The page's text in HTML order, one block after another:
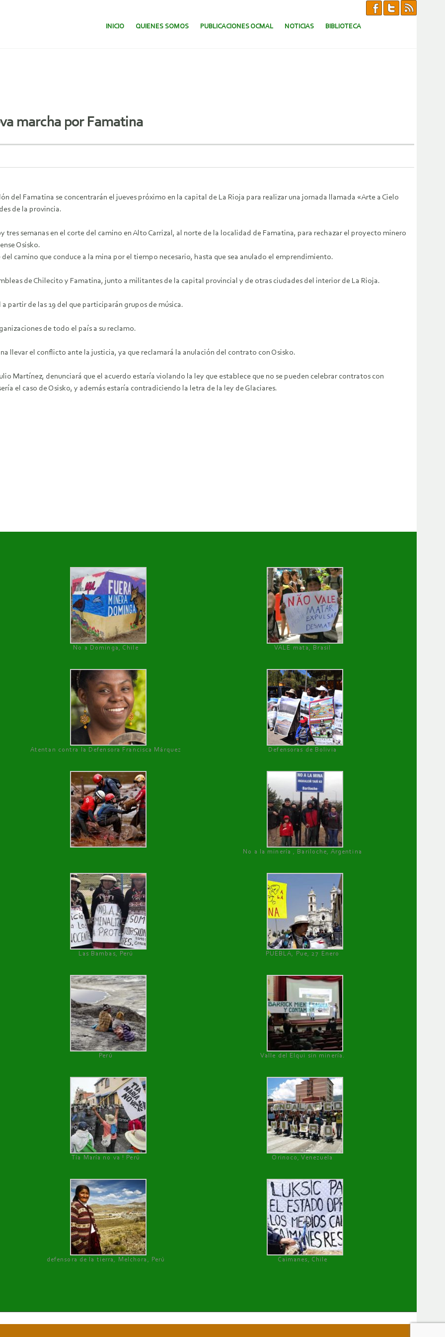
SALTAR AL CONTENIDO.
INICIO QUIENES SOMOS PUBLICACIONES OCMAL NOTICIAS BIBLIOTECA
marcha por Famatina
del Famatina se concentrarán el jueves próximo en la capital de La Rioja para realizar una jornada llamada «Arte a Cielo
de la provincia.
tres semanas en el corte del camino en Alto Carrizal, al norte de la localidad de Famatina, para rechazar el proyecto minero
Osisko.
camino que conduce a la mina por el tiempo necesario, hasta que sea anulado el emprendimiento.
de Chilecito y Famatina, junto a militantes de la capital provincial y de otras ciudades del interior de La Rioja.
partir de las 19 del que participarán grupos de música.
de todo el país a su reclamo.
llevar el conflicto ante la justicia, ya que reclamará la anulación del contrato con Osisko.
Martínez, denunciará que el acuerdo estaría violando la ley que establece que no se pueden celebrar contratos con
el caso de Osisko, y además estaría contradiciendo la letra de la ley de Glaciares.
No a Dominga, Chile
VALE mata, Brasil
Atentan contra la Defensora Francisca Márquez Defensoras de Bolivia
No a la minería , Bariloche, Argentina
Las Bambas, Perú PUEBLA, Pue, 27 Enero
Perú Valle del Elqui sin minería.
Tía María no va ! Perú Orinoco, Venezuela
defensora de la tierra, Melchora, Perú Caimanes, Chile